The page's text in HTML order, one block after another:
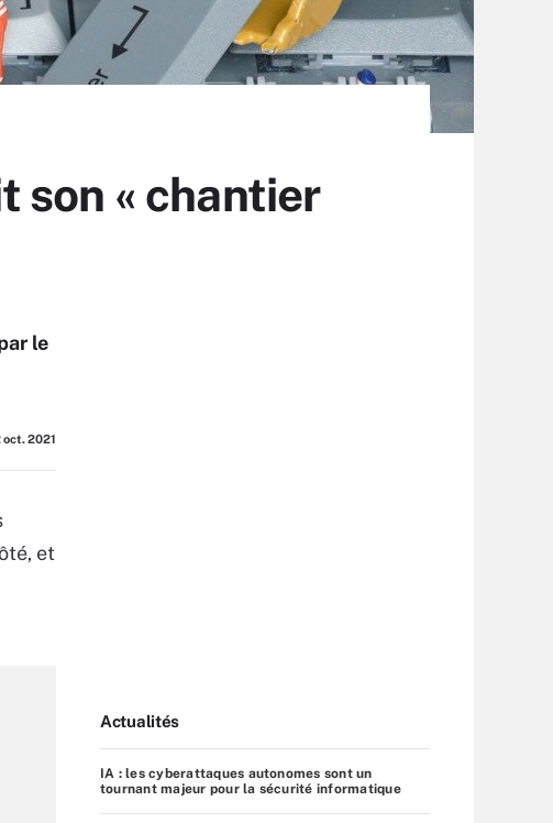
son « chantier
le
oct. 2021
et
Actualités
IA : les cyberattaques autonomes sont un
tournant majeur pour la sécurité informatique